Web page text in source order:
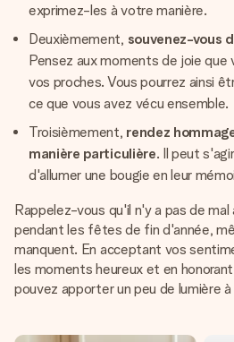
exprimez-les à votre manière.
Deuxièmement, souvenez-vous
Pensez aux moments de joie que
vos proches. Vous pourrez ainsi
ce que vous avez vécu ensemble.
Troisièmement, rendez
manière particulière. Il peut
d'allumer une bougie en leur
Rappelez-vous qu'il n'y a pas de
pendant les fêtes de fin d'année,
manquent. En acceptant vos
les moments heureux et en
pouvez apporter un peu de lumière